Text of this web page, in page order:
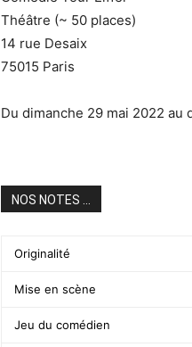
Théâtre (~ 50 places)
14 rue Desaix
75015 Paris
Du dimanche 29 mai 2022 au
NOS NOTES ...
Originalité
Mise en scène
Jeu du comédien